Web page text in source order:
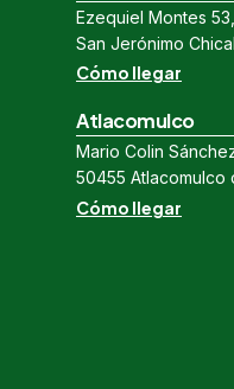
Ezequiel Montes
San Jerónimo
Cómo llegar
Atlacomulco
Mario Colin
50455 Atlacomulco
Cómo llegar